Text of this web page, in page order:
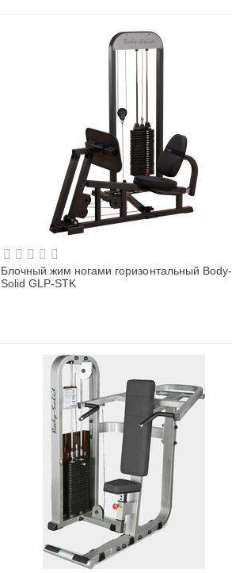
Блочный жим ногами горизонтальный Body-
Solid GLP-STK